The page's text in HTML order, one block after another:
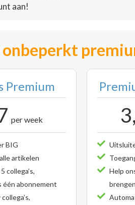
aan!
Premium
per week
BIG
artikelen
collega’s,
één abonnement
Help
brengen